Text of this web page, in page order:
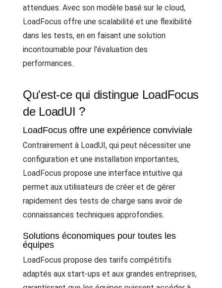
attendues. Avec son modèle basé sur le cloud,
LoadFocus offre une scalabilité et une flexibilité
dans les tests, en en faisant une solution
incontournable pour l'évaluation des
performances.
Qu'est-ce qui distingue LoadFocus
de LoadUI ?
LoadFocus offre une expérience conviviale
Contrairement à LoadUI, qui peut nécessiter une
configuration et une installation importantes,
LoadFocus propose une interface intuitive qui
permet aux utilisateurs de créer et de gérer
rapidement des tests de charge sans avoir de
connaissances techniques approfondies.
Solutions économiques pour toutes les
équipes
LoadFocus propose des tarifs compétitifs
adaptés aux start-ups et aux grandes entreprises,